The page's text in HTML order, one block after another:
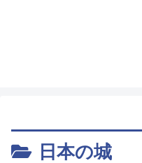
日本の城